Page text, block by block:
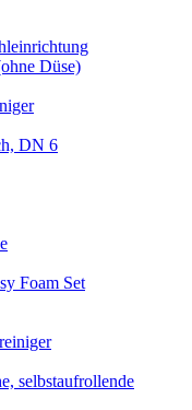
Düse)
DN 6
Foam Set
selbstaufrollende